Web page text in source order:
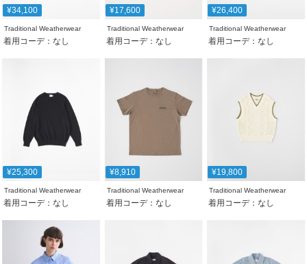
¥34,100
Traditional Weatherwear
着用コーデ：なし
¥17,600
Traditional Weatherwear
着用コーデ：なし
¥26,400
Traditional Weatherwear
着用コーデ：なし
¥25,300
Traditional Weatherwear
着用コーデ：なし
¥8,910
Traditional Weatherwear
着用コーデ：なし
¥19,800
Traditional Weatherwear
着用コーデ：なし